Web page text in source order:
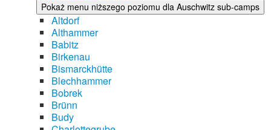
Pokaż menu niższego poziomu dla Auschwitz sub-camps
Altdorf
Althammer
Babitz
Birkenau
Bismarckhütte
Blechhammer
Bobrek
Brünn
Budy